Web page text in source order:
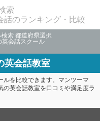
索
話のランキング・比較
索 都道府県選択
英会話スクール
英会話教室
ルを比較できます。マンツーマ
英会話教室を口コミや満足度ラ